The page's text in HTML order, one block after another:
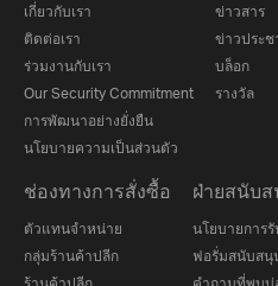
เกี่ยวกับเรา
ติดต่อเรา
ร่วมงานกับเรา
Our Security Commitment
การพัฒนาอย่างยั่งยืน
นโยบายความเป็นส่วนตัว
ข่าวสาร
ข่าวประ
บล็อก
รางวัล
ช่องทางการสั่งซื้อ
ตัวแทนจำหน่าย
กลุ่มร้านค้าปลีก
ฝ่ายสนับ
นโยบายการ
ฟอรั่มสนับสนุ